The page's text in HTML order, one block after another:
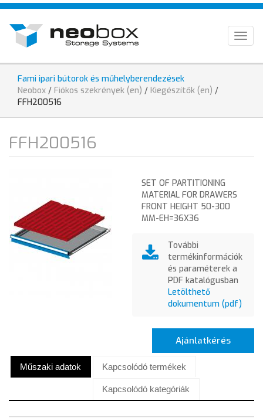
Skip
main
content
EN
Fami ipari bútorok és műhelyberendezések
You
are
here
Neobox / Fiókos szekrények (en) / Kiegészítők (en) /
FFH200516
FFH200516
SET OF PARTITIONING
MATERIAL FOR DRAWERS
FRONT HEIGHT 50-300
MM-EH=36X36
További
termékinformációk
és paraméterek a
PDF katalógusban
Letölthető
dokumentum (pdf)
Ajánlatkérés
Műszaki adatok Kapcsolódó termékek
Kapcsolódó kategóriák